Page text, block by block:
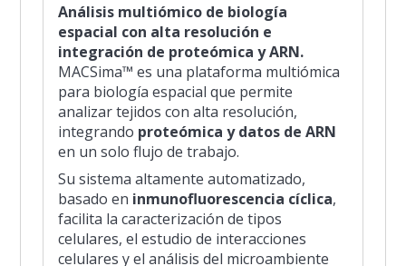
Análisis multiómico de biología
espacial con alta resolución e
integración de proteómica y ARN.
MACSima™ es una plataforma multiómica
para biología espacial que permite
analizar tejidos con alta resolución,
integrando proteómica y datos de ARN
en un solo flujo de trabajo.
Su sistema altamente automatizado,
basado en inmunofluorescencia cíclica,
facilita la caracterización de tipos
celulares, el estudio de interacciones
celulares y el análisis del microambiente